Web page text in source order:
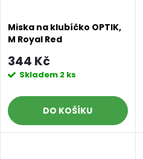
Miska na klubíčko OPTIK,
M Royal Red
344 Kč
Skladem 2 ks
DO KOŠÍKU